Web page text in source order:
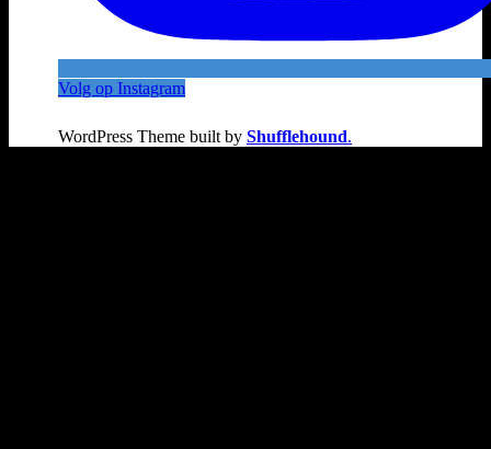
Volg op Instagram
WordPress Theme built by Shufflehound.